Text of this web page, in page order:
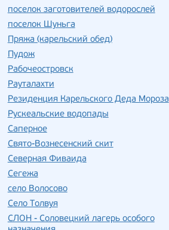
поселок заготовителей водорослей
поселок Шуньга
Пряжа (карельский обед)
Пудож
Рабочеостровск
Рауталахти
Резиденция Карельского Деда Мороза
Рускеальские водопады
Саперное
Свято-Вознесенский скит
Северная Фиваида
Сегежа
село Волосово
Село Толвуя
СЛОН - Соловецкий лагерь особого